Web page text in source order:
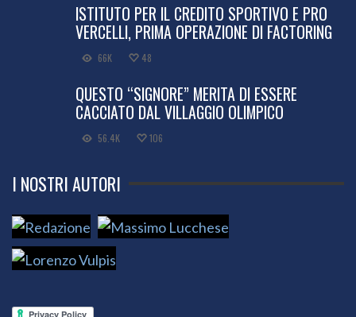
ISTITUTO PER IL CREDITO SPORTIVO E PRO
VERCELLI, PRIMA OPERAZIONE DI FACTORING
66K 48
QUESTO “SIGNORE” MERITA DI ESSERE
CACCIATO DAL VILLAGGIO OLIMPICO
56.4K 106
I NOSTRI AUTORI